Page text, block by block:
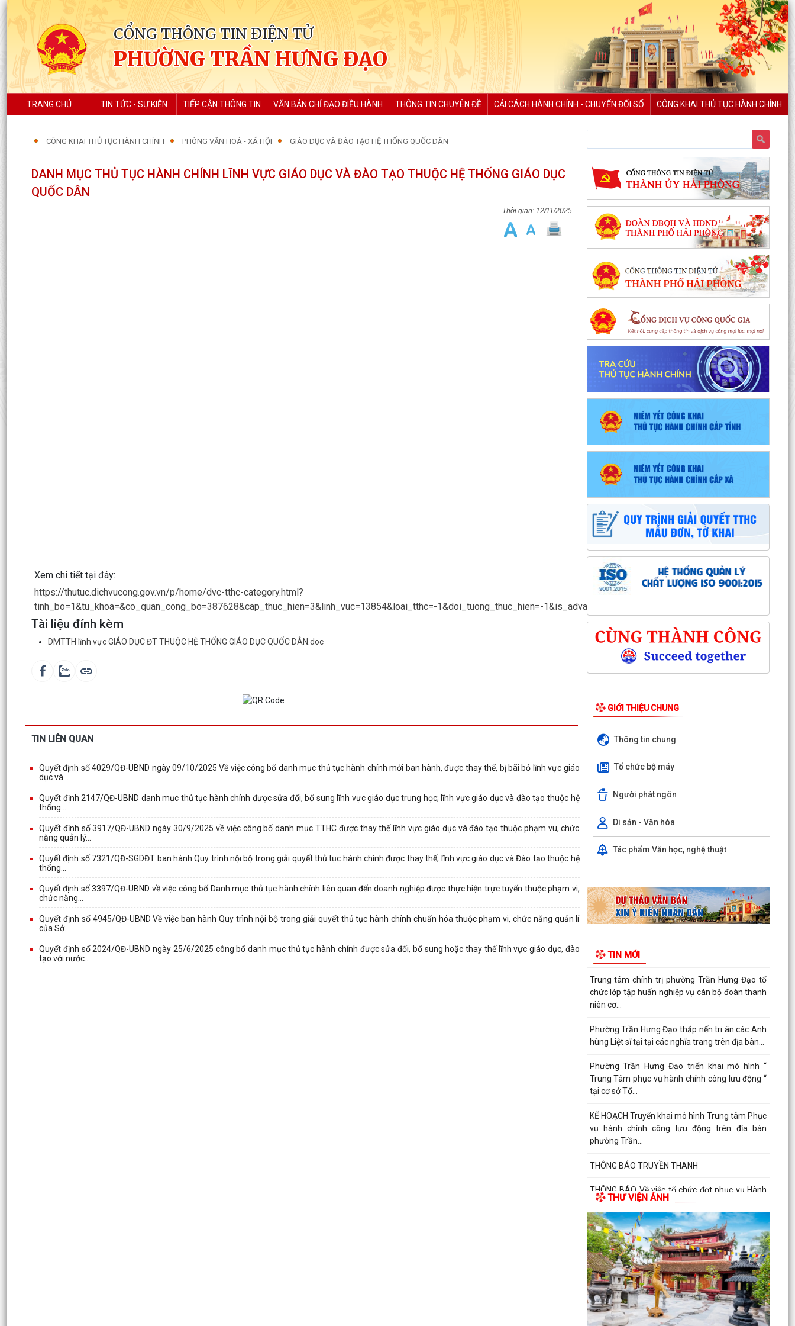
CỔNG THÔNG TIN ĐIỆN TỬ
PHƯỜNG TRẦN HƯNG ĐẠO
TRANG CHỦ TIN TỨC - SỰ KIỆN TIẾP CẬN THÔNG TIN VĂN BẢN CHỈ ĐẠO ĐIỀU HÀNH THÔNG TIN CHUYÊN ĐỀ CẢI CÁCH HÀNH CHÍNH - CHUYỂN ĐỔI SỐ CÔNG KHAI THỦ TỤC HÀNH CHÍNH
CÔNG KHAI THỦ TỤC HÀNH CHÍNH PHÒNG VĂN HOÁ - XÃ HỘI GIÁO DỤC VÀ ĐÀO TẠO HỆ THỐNG QUỐC DÂN
DANH MỤC THỦ TỤC HÀNH CHÍNH LĨNH VỰC GIÁO DỤC VÀ ĐÀO TẠO THUỘC HỆ THỐNG GIÁO DỤC
QUỐC DÂN
12/11/2025
Xem chi tiết tại đây:
https://thutuc.dichvucong.gov.vn/p/home/dvc-tthc-category.html?
tinh_bo=1&tu_khoa=&co_quan_cong_bo=387628&cap_thuc_hien=3&linh_vuc=13854&loai_tthc=-1&doi_tuong_thuc_hien=-1&is_advanced_search=1
Tài liệu đính kèm
DMTTH lĩnh vực GIÁO DỤC ĐT THUỘC HỆ THỐNG GIÁO DỤC QUỐC DÂN.doc
TIN LIÊN QUAN
Quyết định số 4029/QĐ-UBND ngày 09/10/2025 Về việc công bố danh mục thủ tục hành chính mới ban hành, được thay thế, bị bãi bỏ lĩnh vực giáo
dục và...
Quyết định 2147/QĐ-UBND danh mục thủ tục hành chính được sửa đổi, bổ sung lĩnh vực giáo dục trung học; lĩnh vực giáo dục và đào tạo thuộc hệ
thống...
Quyết định số 3917/QĐ-UBND ngày 30/9/2025 về việc công bố danh mục TTHC được thay thế lĩnh vực giáo dục và đào tạo thuộc phạm vu, chức
năng quản lý...
Quyết định số 7321/QĐ-SGDĐT ban hành Quy trình nội bộ trong giải quyết thủ tục hành chính được thay thế, lĩnh vực giáo dục và Đào tạo thuộc hệ
thống...
Quyết định số 3397/QĐ-UBND về việc công bố Danh mục thủ tục hành chính liên quan đến doanh nghiệp được thực hiện trực tuyến thuộc phạm vi,
chức năng...
Quyết định số 4945/QĐ-UBND Về việc ban hành Quy trình nội bộ trong giải quyết thủ tục hành chính chuẩn hóa thuộc phạm vi, chức năng quản lí
của Sở...
Quyết định số 2024/QĐ-UBND ngày 25/6/2025 công bố danh mục thủ tục hành chính được sửa đổi, bổ sung hoặc thay thế lĩnh vực giáo dục, đào
tạo với nước...
GIỚI THIỆU CHUNG
Thông tin chung
Tổ chức bộ máy
Người phát ngôn
Di sản - Văn hóa
Tác phẩm Văn học, nghệ thuật
TIN MỚI
Kỳ họp thứ ba (kỳ họp thường lệ giữa năm
2026) Hội đồng nhân dân phường Trần Hưng
Đạo khóa II,...
Hội nghị trực tuyến Báo cáo viên thành phố Hải
Phòng tháng 7/2026.
Phường Trần Hưng Đạo tham dự hội nghị toàn
quốc nghiên cứu, học tập, quán triệt và triển
Khai mạc giải bóng đá U13 phường Trần Hưng
Đạo hè năm 2026.
thoại trực...
Trung tâm chính trị phường Trần Hưng Đạo tổ
chức lớp tập huấn nghiệp vụ cán bộ đoàn thanh
niên cơ...
Phường Trần Hưng Đạo thắp nến tri ân các Anh
hùng Liệt sĩ tại tại các nghĩa trang trên địa bàn...
Phường Trần Hưng Đạo triển khai mô hình “
Trung Tâm phục vụ hành chính công lưu động “
tại cơ sở Tổ...
KẾ HOẠCH Truyển khai mô hình Trung tâm Phục
vụ hành chính công lưu động trên địa bàn
phường Trần...
THÔNG BÁO TRUYỀN THANH
THÔNG BÁO Về việc tổ chức đợt phục vụ Hành
chính công lưu động tháng 7 năm 2026
Lãnh đạo Quân khu 3 thăm, tặng quà tại Trung
tâm điều dưỡng người tâm thần Hải Dương
nhân dịp 79...
Đồng chí Vũ Thị Hiên, Phó bí thư thường trực
Đảng ủy phường Trần Hưng Đạo thăm, tặng quà
nhân Ngày...
THƯ VIỆN ẢNH